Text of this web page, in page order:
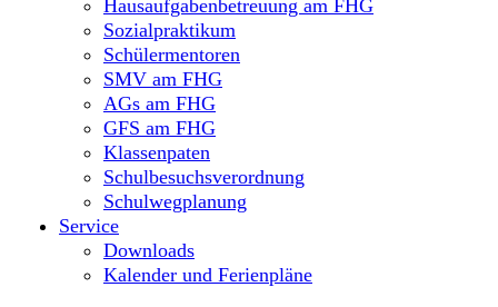
Hausaufgabenbetreuung am FHG
Sozialpraktikum
Schülermentoren
SMV am FHG
AGs am FHG
GFS am FHG
Klassenpaten
Schulbesuchsverordnung
Schulwegplanung
Service
Downloads
Kalender und Ferienpläne